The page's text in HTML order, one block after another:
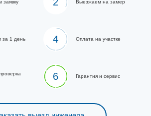
заявку Выезжаем на замер
за 1 день 4 Оплата на участке
6 Гарантия и сервис